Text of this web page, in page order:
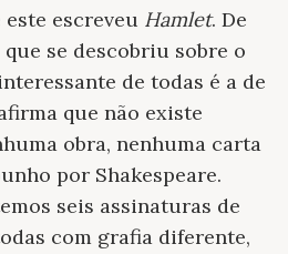
escreveu Hamlet. De
se descobriu sobre o
de todas é a de
que não existe
obra, nenhuma carta
por Shakespeare.
seis assinaturas de
com grafia diferente,